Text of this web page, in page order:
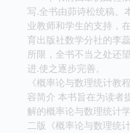
写.全书由茆诗松统稿。
业教师和学生的支持，
育出版社数学分社的李
所限，全书不当之处还
进.使之逐步完善。
《概率论与数理统计教
容简介 本书旨在为读者
解的概率论与数理统计
二版《概率论与数理统